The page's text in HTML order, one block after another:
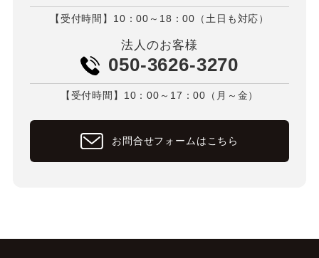
【受付時間】10：00～18：00（土日も対応）
法人のお客様
050-3626-3270
【受付時間】10：00～17：00（月～金）
お問合せフォームはこちら